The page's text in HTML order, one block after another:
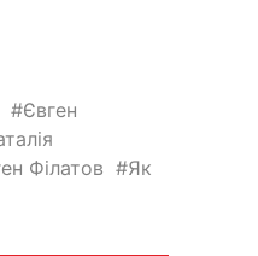
Євген
Філатов
Як